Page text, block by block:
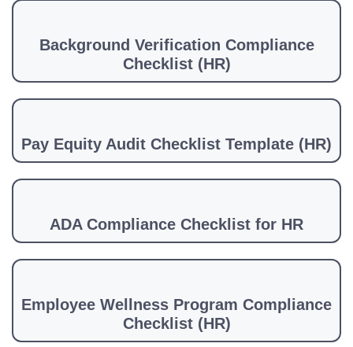
Background Verification Compliance
Checklist (HR)
Pay Equity Audit Checklist Template (HR)
ADA Compliance Checklist for HR
Employee Wellness Program Compliance
Checklist (HR)